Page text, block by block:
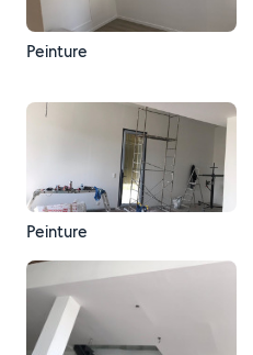
Peinture
Peinture